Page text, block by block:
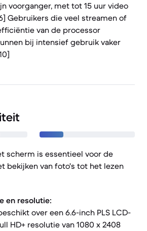
voorganger, met tot 15 uur video
Gebruikers die veel streamen of
van de processor
bij intensief gebruik vaker
scherm is essentieel voor de
bekijken van foto's tot het lezen
en resolutie:
over een 6.6-inch PLS LCD-
HD+ resolutie van 1080 x 2408